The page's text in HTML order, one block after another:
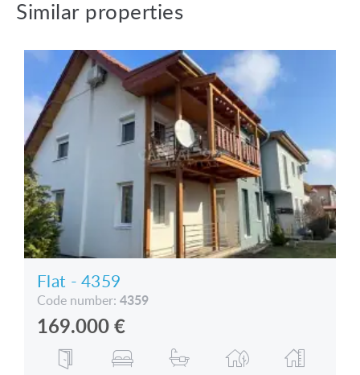
Similar properties
Flat - 4359
Code number: 4359
169.000€